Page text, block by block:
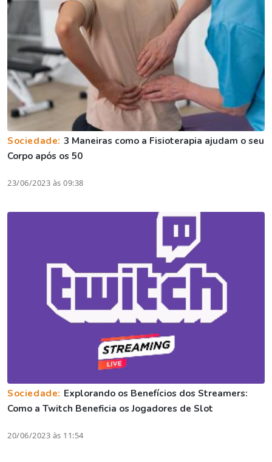
Sociedade: 3 Maneiras como a Fisioterapia ajudam o seu
Corpo após os 50
23/06/2023 às 09:38
Sociedade: Explorando os Benefícios dos Streamers:
Como a Twitch Beneficia os Jogadores de Slot
20/06/2023 às 11:54